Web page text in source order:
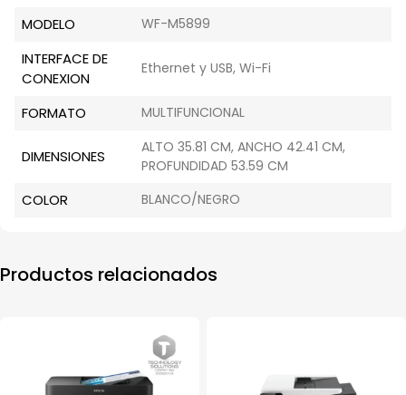
MODELO WF-M5899
INTERFACE DE
CONEXION
Ethernet y USB, Wi-Fi
FORMATO MULTIFUNCIONAL
DIMENSIONES
ALTO 35.81 CM, ANCHO 42.41 CM,
PROFUNDIDAD 53.59 CM
COLOR BLANCO/NEGRO
Productos relacionados